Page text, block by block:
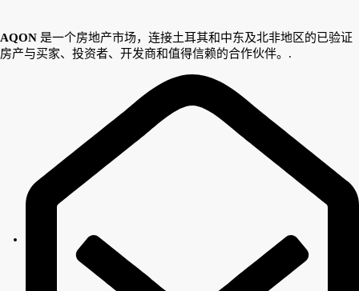
AQON 是一个房地产市场，连接土耳其和中东及北非地区的已验证
房产与买家、投资者、开发商和值得信赖的合作伙伴。.